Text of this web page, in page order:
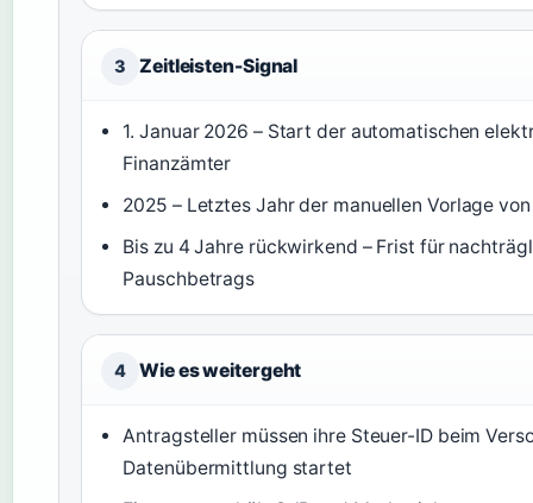
3 Zeitleisten-Signal
1. Januar 2026 – Start der automatischen
Finanzämter
2025 – Letztes Jahr der manuellen Vorlage
Bis zu 4 Jahre rückwirkend – Frist für
Pauschbetrags
4 Wie es weitergeht
Antragsteller müssen ihre Steuer-ID beim
Datenübermittlung startet